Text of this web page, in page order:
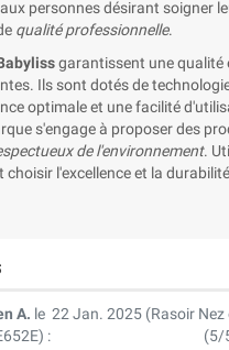
personnes désirant soigner
qualité professionnelle.
garantissent une qualité
Ils sont dotés de
optimale et une facilité
s'engage à proposer des
de l'environnement.
choisir l'excellence et la
A. le 22 Jan. 2025 (Rasoir Nez
) : (5/